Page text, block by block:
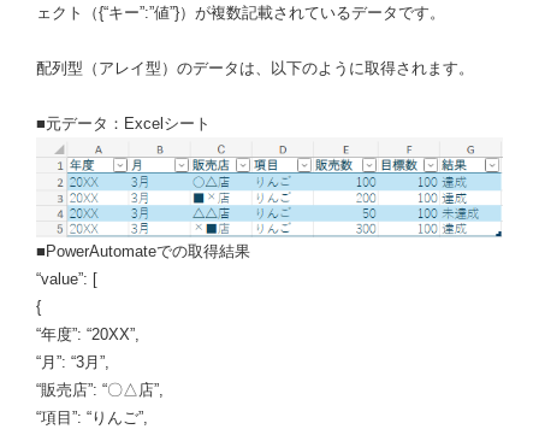
ェクト（{“キー”:”値”}）が複数記載されているデータです。
配列型（アレイ型）のデータは、以下のように取得されます。
■元データ：Excelシート
■PowerAutomateでの取得結果
“value”: [
{
“年度”: “20XX”,
“月”: “3月”,
“販売店”: “〇△店”,
“項目”: “りんご”,